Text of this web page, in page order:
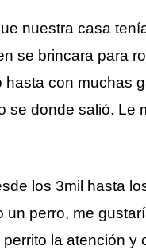
nuestra casa
se brincara para
con muchas
se donde salió. Le
los 3mil hasta
perro, me
la atención y